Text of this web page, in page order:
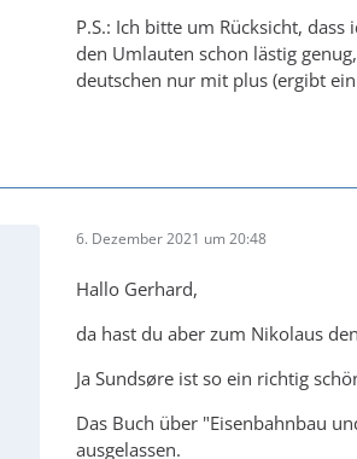
P.S.: Ich bitte um Rücksicht,
den Umlauten schon lästig
deutschen nur mit plus (ergibt
6. Dezember 2021 um 20:48
Hallo Gerhard,
da hast du aber zum Nikolaus
Ja Sundsøre ist so ein richtig
Das Buch über "Eisenbahnbau
ausgelassen.